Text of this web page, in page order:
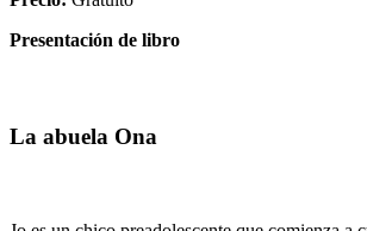
Presentación de libro
La abuela Ona